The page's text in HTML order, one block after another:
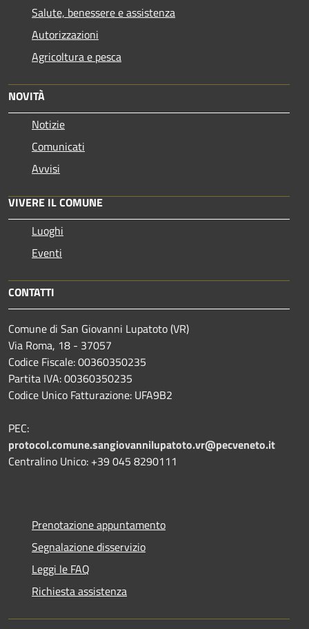
Salute, benessere e assistenza
Autorizzazioni
Agricoltura e pesca
NOVITÀ
Notizie
Comunicati
Avvisi
VIVERE IL COMUNE
Luoghi
Eventi
CONTATTI
Comune di San Giovanni Lupatoto (VR)
Via Roma, 18 - 37057
Codice Fiscale: 00360350235
Partita IVA: 00360350235
Codice Unico Fatturazione: UFA9B2
PEC:
protocol.comune.sangiovannilupatoto.vr@pecveneto.it
Centralino Unico: +39 045 8290111
Prenotazione appuntamento
Segnalazione disservizio
Leggi le FAQ
Richiesta assistenza